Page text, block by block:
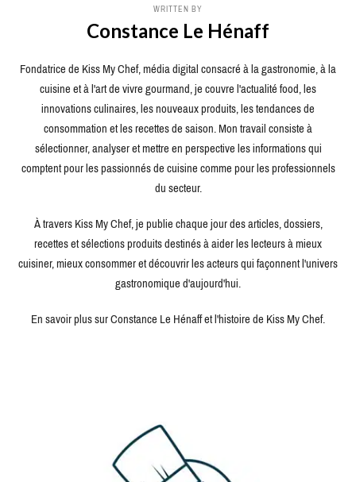
WRITTEN BY
Constance Le Hénaff
Fondatrice de Kiss My Chef, média digital consacré à la gastronomie, à la
cuisine et à l'art de vivre gourmand, je couvre l'actualité food, les
innovations culinaires, les nouveaux produits, les tendances de
consommation et les recettes de saison. Mon travail consiste à
sélectionner, analyser et mettre en perspective les informations qui
comptent pour les passionnés de cuisine comme pour les professionnels
du secteur.
À travers Kiss My Chef, je publie chaque jour des articles, dossiers,
recettes et sélections produits destinés à aider les lecteurs à mieux
cuisiner, mieux consommer et découvrir les acteurs qui façonnent l'univers
gastronomique d'aujourd'hui.
En savoir plus sur Constance Le Hénaff et l'histoire de Kiss My Chef.